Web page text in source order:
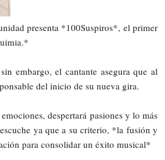
presenta *100Suspiros*, el primer
embargo, el cantante asegura que al
del inicio de su nueva gira.
despertará pasiones y lo más
ya que a su criterio, *la fusión y
para consolidar un éxito musical*